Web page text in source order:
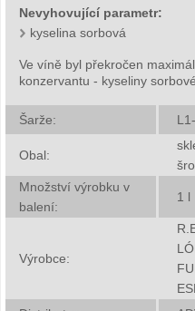
Nevyhovující parametr:
kyselina sorbová
Ve víně byl překročen
konzervantu - kyseliny sorbové.
Šarže:
Obal:
Množství výrobku v
balení:
1 l
Výrobce: